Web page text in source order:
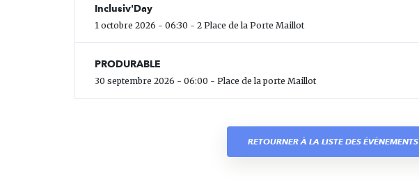
Inclusiv'Day
1 octobre 2026 - 06:30 - 2 Place de la Porte Maillot
PRODURABLE
30 septembre 2026 - 06:00 - Place de la porte Maillot
RETOURNER À LA LISTE DES ÉVÈNEMENTS